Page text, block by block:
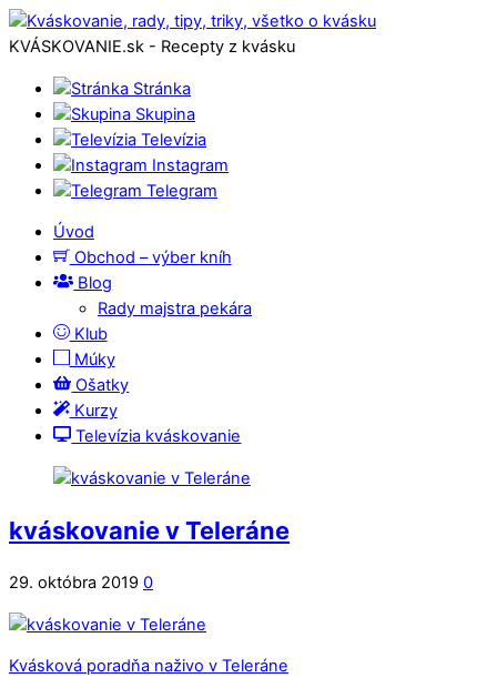
KVÁSKOVANIE.sk - Recepty z kvásku
Stránka
Skupina
Televízia
Instagram
Telegram
Úvod
Obchod – výber kníh
Blog
Rady majstra pekára
Klub
Múky
Ošatky
Kurzy
Televízia kváskovanie
kváskovanie v Teleráne
29. októbra 2019 0
Kvásková poradňa naživo v Teleráne